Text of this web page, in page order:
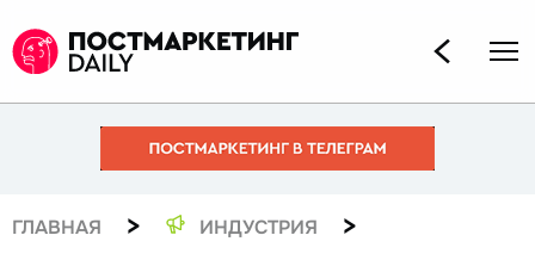
ГЛАВНАЯ > ИНДУСТРИЯ >